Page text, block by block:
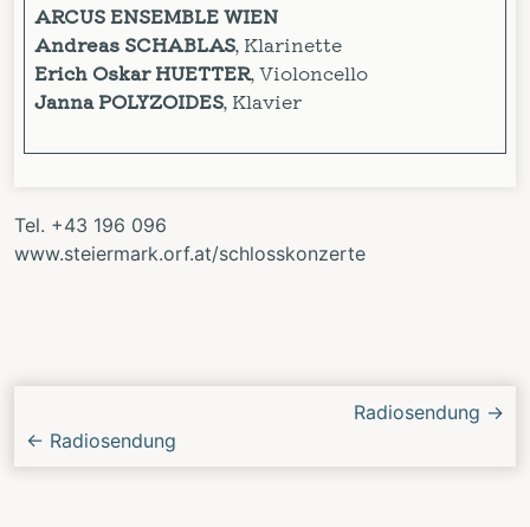
ARCUS ENSEMBLE WIEN
Andreas SCHABLAS, Klarinette
Erich Oskar HUETTER, Violoncello
Janna POLYZOIDES, Klavier
Tel. +43 196 096
www.steiermark.orf.at/schlosskonzerte
Konzert
Radiosendung →
← Radiosendung